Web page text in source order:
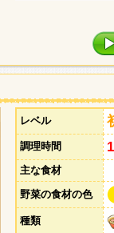
レベル
調理時間
主な食材
野菜の食材の色
種類